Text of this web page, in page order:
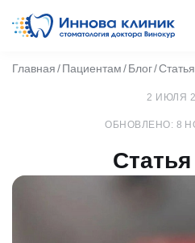
Главная Пациентам Блог
2 ИЮЛЯ
ОБНОВЛЕНО: 8